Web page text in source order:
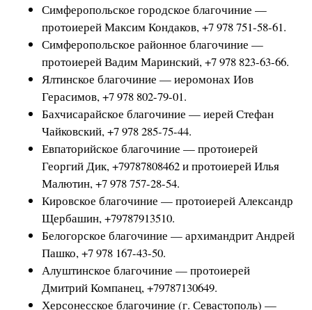
Симферопольское городское благочиние —
протоиерей Максим Кондаков, +7 978 751-58-61.
Симферопольское районное благочиние —
протоиерей Вадим Маринский, +7 978 823-63-66.
Ялтинское благочиние — иеромонах Иов
Герасимов, +7 978 802-79-01.
Бахчисарайское благочиние — иерей Стефан
Чайковский, +7 978 285-75-44.
Евпаторийское благочиние — протоиерей
Георгий Дик, +79787808462 и протоиерей Илья
Малютин, +7 978 757-28-54.
Кировское благочиние — протоиерей Александр
Щербашин, +79787913510.
Белогорское благочиние — архимандрит Андрей
Пашко, +7 978 167-43-50.
Алуштинское благочиние — протоиерей
Дмитрий Компанец, +79787130649.
Херсонесское благочиние (г. Севастополь) —